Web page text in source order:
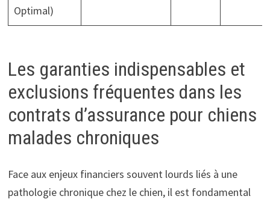
Optimal)
Les garanties indispensables et
exclusions fréquentes dans les
contrats d’assurance pour chiens
malades chroniques
Face aux enjeux financiers souvent lourds liés à une
pathologie chronique chez le chien, il est fondamental